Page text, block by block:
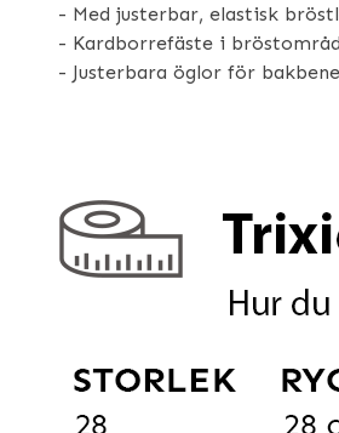
- Med justerbar, elastisk
- Kardborrefäste i
- Justerbara öglor för